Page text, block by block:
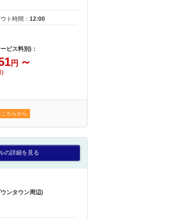
ト時間： 12:00
ビス料別)：
円 ～
ちらから
の詳細を見る
ンタウン周辺)